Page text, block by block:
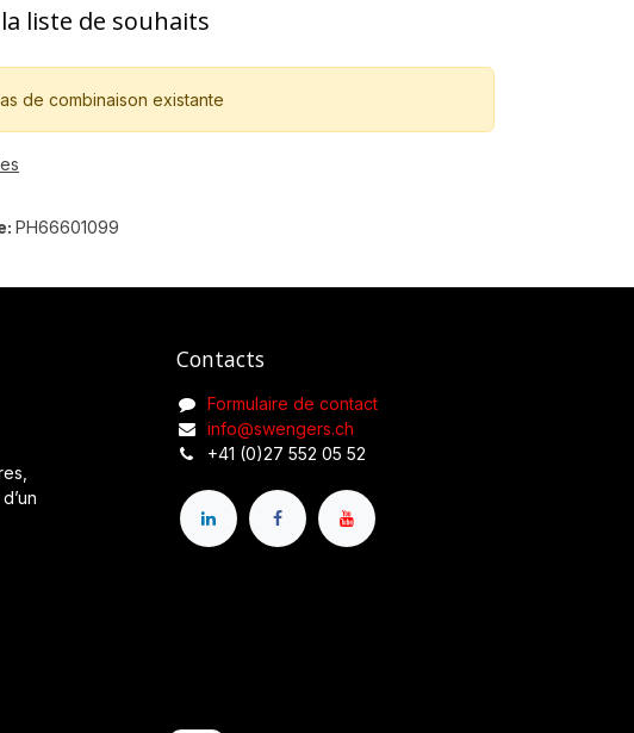
liste de souhaits
de combinaison existante
PH66601099
Contacts
Formulaire de contact
info@swengers.ch
+41 (0)27 552 05 52